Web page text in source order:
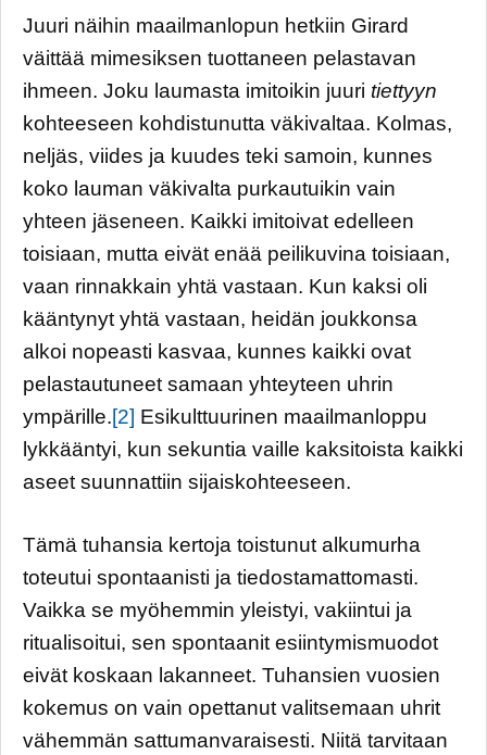
Juuri näihin maailmanlopun hetkiin Girard
väittää mimesiksen tuottaneen pelastavan
ihmeen. Joku laumasta imitoikin juuri tiettyyn
kohteeseen kohdistunutta väkivaltaa. Kolmas,
neljäs, viides ja kuudes teki samoin, kunnes
koko lauman väkivalta purkautuikin vain
yhteen jäseneen. Kaikki imitoivat edelleen
toisiaan, mutta eivät enää peilikuvina toisiaan,
vaan rinnakkain yhtä vastaan. Kun kaksi oli
kääntynyt yhtä vastaan, heidän joukkonsa
alkoi nopeasti kasvaa, kunnes kaikki ovat
pelastautuneet samaan yhteyteen uhrin
ympärille.[2] Esikulttuurinen maailmanloppu
lykkääntyi, kun sekuntia vaille kaksitoista kaikki
aseet suunnattiin sijaiskohteeseen.
Tämä tuhansia kertoja toistunut alkumurha
toteutui spontaanisti ja tiedostamattomasti.
Vaikka se myöhemmin yleistyi, vakiintui ja
ritualisoitui, sen spontaanit esiintymismuodot
eivät koskaan lakanneet. Tuhansien vuosien
kokemus on vain opettanut valitsemaan uhrit
vähemmän sattumanvaraisesti. Niitä tarvitaan